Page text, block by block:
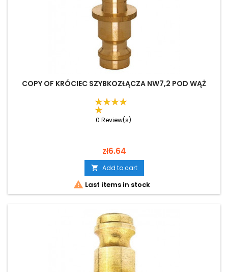
COPY OF KRÓCIEC SZYBKOZŁĄCZA NW7,2 POD WĄŻ
0 Review(s)
Price
zł6.64
 Add to cart
 Last items in stock